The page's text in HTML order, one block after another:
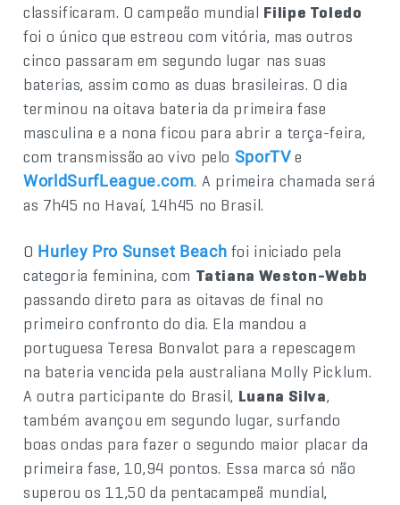
classificaram. O campeão mundial Filipe Toledo
foi o único que estreou com vitória, mas outros
cinco passaram em segundo lugar nas suas
baterias, assim como as duas brasileiras. O dia
terminou na oitava bateria da primeira fase
masculina e a nona ficou para abrir a terça-feira,
com transmissão ao vivo pelo SporTVe
WorldSurfLeague.com. A primeira chamada será
as 7h45 no Havaí, 14h45 no Brasil.
O Hurley Pro Sunset Beach foi iniciado pela
categoria feminina, com Tatiana Weston-Webb
passando direto para as oitavas de final no
primeiro confronto do dia. Ela mandou a
portuguesa Teresa Bonvalot para a repescagem
na bateria vencida pela australiana Molly Picklum.
A outra participante do Brasil, Luana Silva,
também avançou em segundo lugar, surfando
boas ondas para fazer o segundo maior placar da
primeira fase, 10,94 pontos. Essa marca só não
superou os 11,50 da pentacampeã mundial,